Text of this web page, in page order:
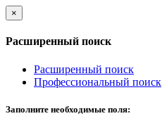
×
Расширенный поиск
Расширенный поиск
Профессиональный поиск
Заполните необходимые поля: